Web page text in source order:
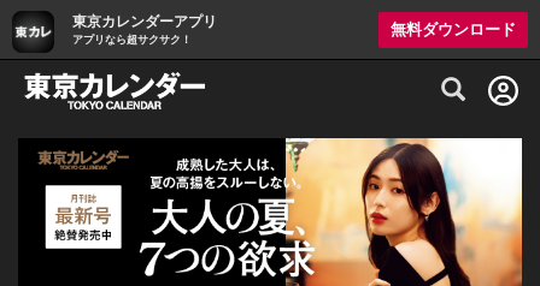
東京カレンダーアプリ
アプリなら超サクサク！
無料ダウンロード
グルメ情報・プレミアムレストラン予約